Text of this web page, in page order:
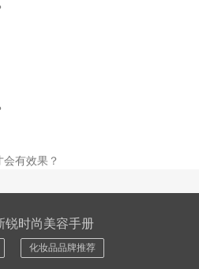
有效果？
锐时尚美容手册
化妆品品牌推荐